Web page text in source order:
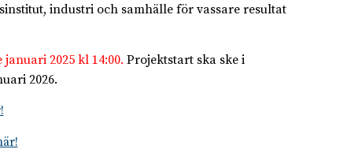
industri och samhälle för vassare resultat
2025 kl 14:00. Projektstart ska ske i
2026.